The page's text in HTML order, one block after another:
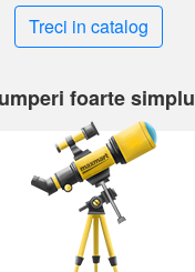
Treci in catalog
foarte simplu